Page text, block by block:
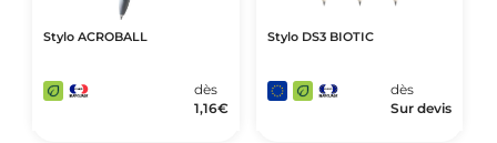
Stylo ACROBALL
dès
1,16€
Stylo DS3 BIOTIC
dès
Sur devis